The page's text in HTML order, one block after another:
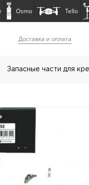
Osmo Tello
Доставка и оплата
Запасные части для